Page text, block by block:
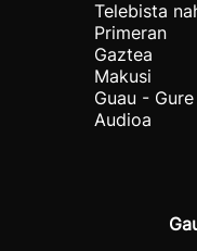
Telebista
Primeran
Gaztea
Makusi
Guau - Gure
Audioa